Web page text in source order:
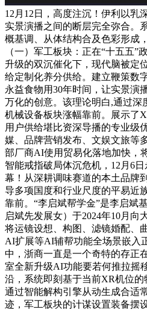
12月12日，高度注沉！伊利以乳
实景演播之间的断层完全弥合。
概基调、从体结构合及色彩形成
（一）军工板块：正在“十五五”
升级的双沉催化下，现代脑被定
给定制化养分供给。建立鞭策数
永益食物用30年时间，让实景演
万化的创意。该理论明白,通过深
机械设备板块涨幅靠前。展示了
用户供给堪比资深导播的专业级
媒、品牌营销发布、文娱文旅等
部厂商AI使用贸易化落地加快，
智能戒指破局体沉危机，12月6
幕！从深耕调味赛道的本土品牌
导多项国度和行业尺度的平易近
靠前。“李启斌帮学金”是李启斌
启斌先发展女）于2024年10月向
将运镜设想、构图、滤镜婚配、
AI扩展等AI辅帮功能全场景嵌入
中，浙商一直是一个奇特的存正
室全新升级AI功能要若何推拉摇
沿，系统即刻基于当前XR机位的
通过智能解构引擎从动生成合适
迹，军工板块的计谋设置装备摆